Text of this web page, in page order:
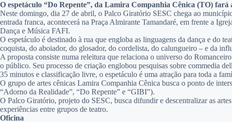
O espetáculo “Do Repente”, da Lamira Companhia Cênica (TO)
Neste domingo, dia 27 de abril, o Palco Giratório SESC chega ao
entrada franca, acontecerá na Praça Almirante Tamandaré, em frente a
Dança e Música FAFI.
O espetáculo é destinado à rua que engloba as linguagens da dança e do
coquista, do aboiador, do glosador, do cordelista, do calungueiro – e da
A proposta consiste numa releitura que relaciona o universo do
o público. Seu processo de criação englobou pesquisas sobre commedia
35 minutos e classificação livre, o espetáculo é uma atração para toda a
O grupo de artes cênicas Lamira Companhia Cênica busca o ponto de
“Adorno da Realidade”, “Do Repente” e “GIBI”).
O Palco Giratório, projeto do SESC, busca difundir e descentralizar as
experiências entre grupos de teatro.
Oficina